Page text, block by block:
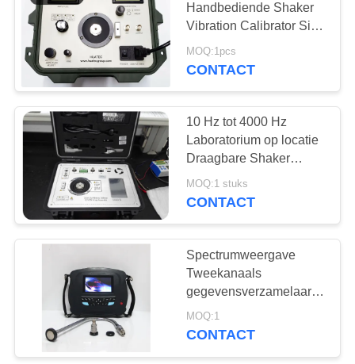
PRIVACY
POLICYDraagbare
hardheidsmeter
60
X-Ray Fout Detector
Handbediende Shaker
Vibration Calibrator Sine
Signal-Versterker van de
Generatormacht
MOQ:1pcs
CONTACT
10 Hz tot 4000 Hz
Laboratorium op locatie
Draagbare Shaker
Vibration Calibrator
Handheld
MOQ:1 stuks
CONTACT
Spectrumweergave
Tweekanaals
gegevensverzamelaar-
analysator Balancer
Trillingsanalysemeter
MOQ:1
CONTACT